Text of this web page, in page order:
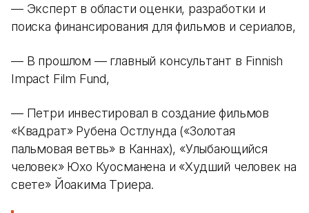
— Эксперт в области оценки, разработки и
поиска финансирования для фильмов и сериалов,
— В прошлом — главный консультант в Finnish
Impact Film Fund,
— Петри инвестировал в создание фильмов
«Квадрат» Рубена Остлунда («Золотая
пальмовая ветвь» в Каннах), «Улыбающийся
человек» Юхо Куосманена и «Худший человек на
свете» Йоакима Триера.